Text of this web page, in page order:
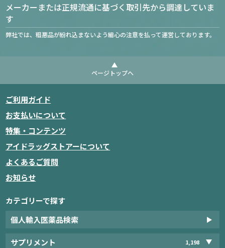
メーカーまたは正規流通に基づく取引先から調達していま
す
弊社では、粗悪品が紛れ込まないよう細心の注意を払って運営しております。
ページトップへ
ご利用ガイド
お支払いについて
特集・コンテンツ
アイドラッグストアーについて
よくあるご質問
お知らせ
カテゴリーで探す
個人輸入医薬品検索
サプリメント 1,198